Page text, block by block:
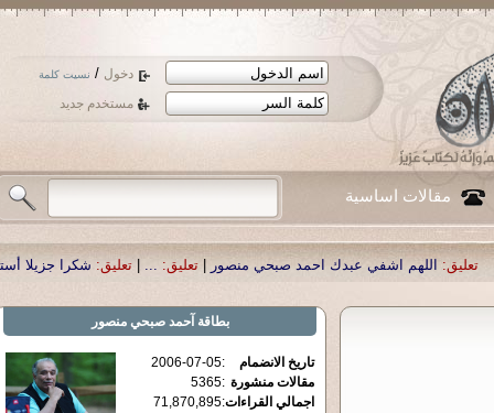
دخول / نسيت كلمة
مستخدم جديد
مقالات اساسية
عبدك احمد صبحي منصور| تعليق: ...
|تعليق: شكرا جزيلا أستاذ حمد الحمد
بطاقة آحمد صبحي منصور
تاريخ الانضمام :
2006-07-05
مقالات منشورة :
5365
اجمالي القراءات:
71,870,895